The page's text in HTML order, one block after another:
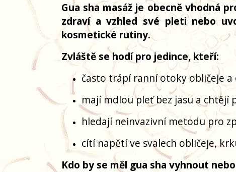
Gua sha masáž je obecně vhodná
zdraví a vzhled své pleti nebo
kosmetické rutiny.
Zvláště se hodí pro jedince, kteří:
často trápí ranní otoky obličeje a
mají mdlou pleť bez jasu a
hledají neinvazivní metodu pro
cítí napětí ve svalech obličeje,
Kdo by se měl gua sha vyhnout